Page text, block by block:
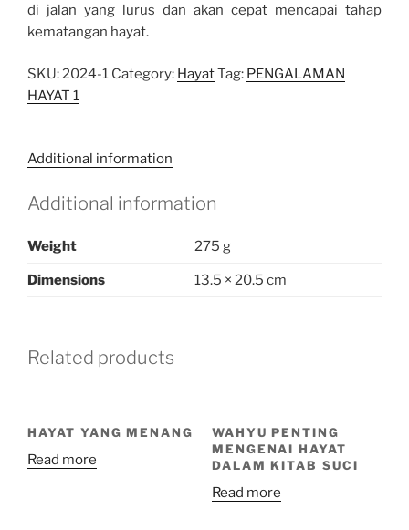
di jalan yang lurus dan akan cepat mencapai tahap
kematangan hayat.
SKU:2024-1 Category: HayatTag: PENGALAMAN
HAYAT 1
Additional information
Additional information
Weight 275 g
Dimensions 13.5 × 20.5 cm
Related products
HAYAT YANG MENANG
Read more
WAHYU PENTING
MENGENAI HAYAT
DALAM KITAB SUCI
Read more